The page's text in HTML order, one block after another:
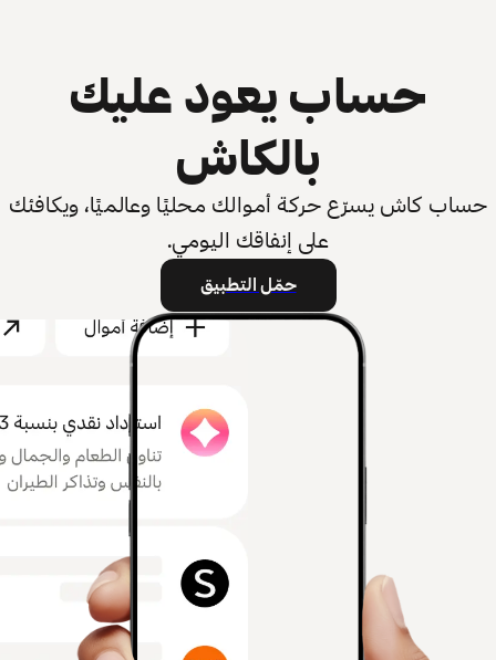
حساب يعود عليك
بالكاش
حساب كاش يسرّع حركة أموالك محليًا وعالميًا، ويكافئك
على إنفاقك اليومي.
حمّل التطبيق